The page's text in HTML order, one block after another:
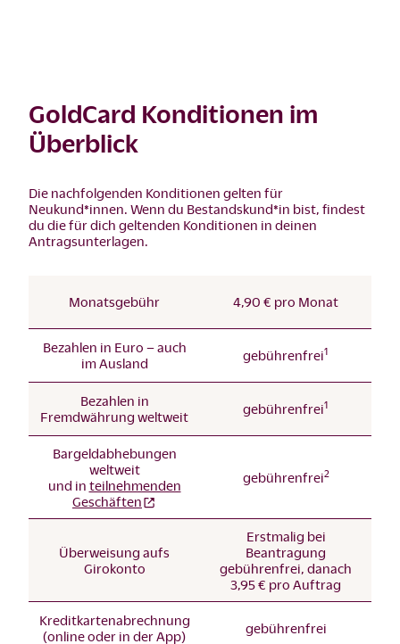
GoldCard Konditionen im
Überblick
Die nachfolgenden Konditionen gelten für
Neukund*innen. Wenn du Bestandskund*in bist, findest
du die für dich geltenden Konditionen in deinen
Antragsunterlagen.
Monatsgebühr 4,90 € pro Monat
Bezahlen in Euro – auch
im Ausland
gebührenfrei1
Bezahlen in
Fremdwährung weltweit
gebührenfrei1
Bargeldabhebungen
weltweit
und in teilnehmenden
Geschäften
gebührenfrei2
Überweisung aufs
Girokonto
Erstmalig bei
Beantragung
gebührenfrei, danach
3,95 € pro Auftrag
Kreditkartenabrechnung
(online oder in der App)
gebührenfrei